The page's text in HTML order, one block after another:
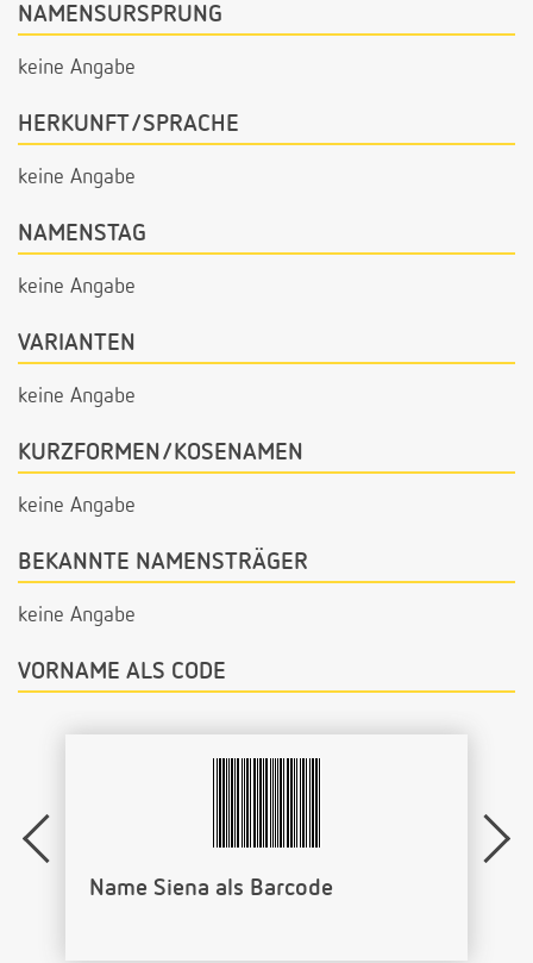
NAMENSURSPRUNG
keine Angabe
HERKUNFT/SPRACHE
keine Angabe
NAMENSTAG
keine Angabe
VARIANTEN
keine Angabe
KURZFORMEN/KOSENAMEN
keine Angabe
BEKANNTE NAMENSTRÄGER
keine Angabe
VORNAME ALS CODE
Name Siena als Barcode